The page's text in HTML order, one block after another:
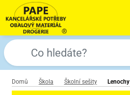
Domů Škola Školní sešity Lenochy